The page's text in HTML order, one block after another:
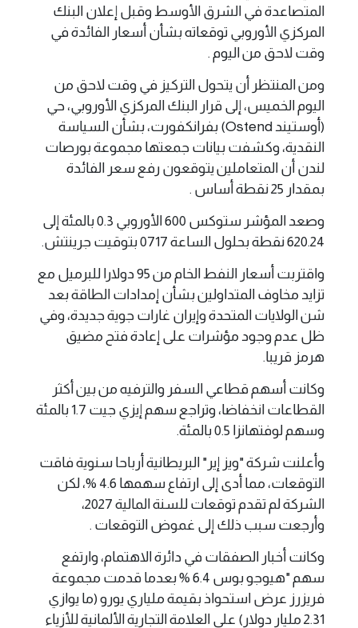
المتصاعدة في الشرق الأوسط وقبل إعلان البنك
المركزي الأوروبي توقعاته بشأن أسعار ‌الفائدة في
وقت لاحق من اليوم .
ومن المنتظر أن يتحول ⁠التركيز في وقت لاحق من
اليوم الخميس، إلى قرار البنك المركزي الأوروبي، حي
(أوستيند Ostend) بفرانكفورت، بشأن السياسة
النقدية، وكشفت بيانات جمعتها مجموعة بورصات
لندن أن المتعاملين ⁠يتوقعون رفع سعر الفائدة
بمقدار 25 نقطة أساس .
وصعد المؤشر ستوكس 600 الأوروبي 0.3 بالمئة إلى
620.24 نقطة بحلول الساعة 0717 بتوقيت جرينتش.
واقتربت أسعار النفط الخام من 95 دولارا للبرميل مع
تزايد مخاوف المتداولين بشأن إمدادات الطاقة بعد
شن الولايات المتحدة وإيران غارات جوية جديدة، وفي
⁠ظل عدم وجود مؤشرات على إعادة فتح مضيق
هرمز قريبا.
وكانت أسهم قطاعي السفر والترفيه من بين أكثر
القطاعات انخفاضا، وتراجع سهم إيزي جيت 1.7 بالمئة
وسهم لوفتهانزا 0.5 بالمئة.
وأعلنت شركة "ويز إير" البريطانية أرباحا سنوية فاقت
التوقعات، مما أدى إلى ارتفاع سهمها 4.6 %، لكن
الشركة لم تقدم توقعات للسنة المالية 2027،
وأرجعت سبب ذلك إلى غموض التوقعات .
وكانت أخبار الصفقات في دائرة الاهتمام، وارتفع
سهم "هيوجو بوس 6.4 % بعدما قدمت ‌مجموعة
⁠فريزرز عرض استحواذ بقيمة ملياري يورو (ما يوازي
2.31 مليار دولار) على العلامة التجارية الألمانية للأزياء